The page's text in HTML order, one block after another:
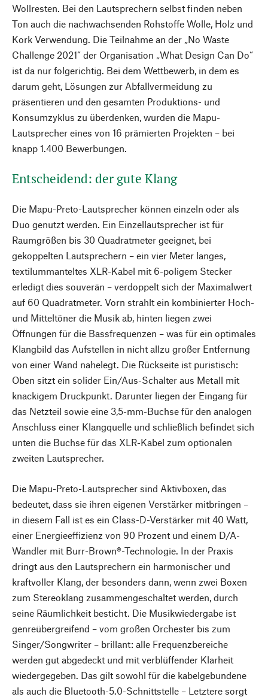
Wollresten. Bei den Lautsprechern selbst finden neben
Ton auch die nachwachsenden Rohstoffe Wolle, Holz und
Kork Verwendung. Die Teilnahme an der „No Waste
Challenge 2021“ der Organisation „What Design Can Do“
ist da nur folgerichtig. Bei dem Wettbewerb, in dem es
darum geht, Lösungen zur Abfallvermeidung zu
präsentieren und den gesamten Produktions- und
Konsumzyklus zu überdenken, wurden die Mapu-
Lautsprecher eines von 16 prämierten Projekten – bei
knapp 1.400 Bewerbungen.
Entscheidend: der gute Klang
Die Mapu-Preto-Lautsprecher können einzeln oder als
Duo genutzt werden. Ein Einzellautsprecher ist für
Raumgrößen bis 30 Quadratmeter geeignet, bei
gekoppelten Lautsprechern – ein vier Meter langes,
textilummanteltes XLR-Kabel mit 6-poligem Stecker
erledigt dies souverän – verdoppelt sich der Maximalwert
auf 60 Quadratmeter. Vorn strahlt ein kombinierter Hoch-
und Mitteltöner die Musik ab, hinten liegen zwei
Öffnungen für die Bassfrequenzen – was für ein optimales
Klangbild das Aufstellen in nicht allzu großer Entfernung
von einer Wand nahelegt. Die Rückseite ist puristisch:
Oben sitzt ein solider Ein/Aus-Schalter aus Metall mit
knackigem Druckpunkt. Darunter liegen der Eingang für
das Netzteil sowie eine 3,5-mm-Buchse für den analogen
Anschluss einer Klangquelle und schließlich befindet sich
unten die Buchse für das XLR-Kabel zum optionalen
zweiten Lautsprecher.
Die Mapu-Preto-Lautsprecher sind Aktivboxen, das
bedeutet, dass sie ihren eigenen Verstärker mitbringen –
in diesem Fall ist es ein Class-D-Verstärker mit 40 Watt,
einer Energieeffizienz von 90 Prozent und einem D/A-
Wandler mit Burr-Brown®-Technologie. In der Praxis
dringt aus den Lautsprechern ein harmonischer und
kraftvoller Klang, der besonders dann, wenn zwei Boxen
zum Stereoklang zusammengeschaltet werden, durch
seine Räumlichkeit besticht. Die Musikwiedergabe ist
genreübergreifend – vom großen Orchester bis zum
Singer/Songwriter – brillant: alle Frequenzbereiche
werden gut abgedeckt und mit verblüffender Klarheit
wiedergegeben. Das gilt sowohl für die kabelgebundene
als auch die Bluetooth-5.0-Schnittstelle – Letztere sorgt